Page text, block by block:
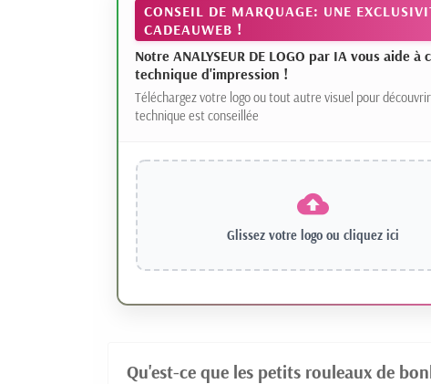
CONSEIL DE MARQUAGE: UNE
CADEAUWEB !
Notre ANALYSEUR DE LOGO par IA vous aide à
technique d'impression !
Téléchargez votre logo ou tout autre visuel pour
technique est conseillée
Glissez votre logo ou cliquez ici
Qu'est-ce que les petits rouleaux de